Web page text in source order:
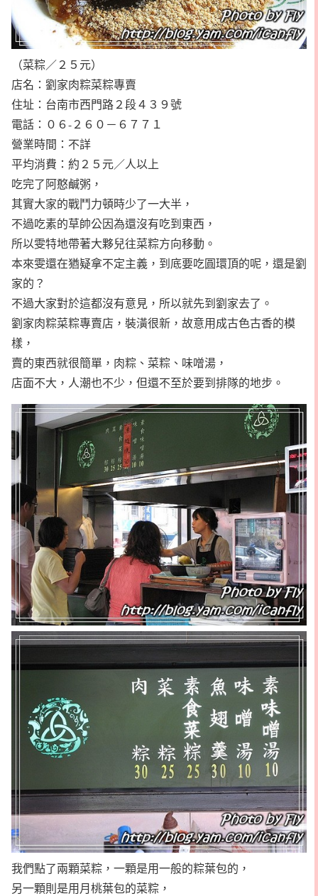
（菜粽／２５元）
店名：劉家肉粽菜粽專賣
住址：台南市西門路２段４３９號
電話：０６-２６０－６７７１
營業時間：不詳
平均消費：約２５元／人以上
吃完了阿憨鹹粥，
其實大家的戰鬥力頓時少了一大半，
不過吃素的草帥公因為還沒有吃到東西，
所以雯特地帶著大夥兒往菜粽方向移動。
本來雯還在猶疑拿不定主義，到底要吃圓環頂的呢，還是劉
家的？
不過大家對於這都沒有意見，所以就先到劉家去了。
劉家肉粽菜粽專賣店，裝潢很新，故意用成古色古香的模
樣，
賣的東西就很簡單，肉粽、菜粽、味噌湯，
店面不大，人潮也不少，但還不至於要到排隊的地步。
我們點了兩顆菜粽，一顆是用一般的粽葉包的，
另一顆則是用月桃葉包的菜粽，